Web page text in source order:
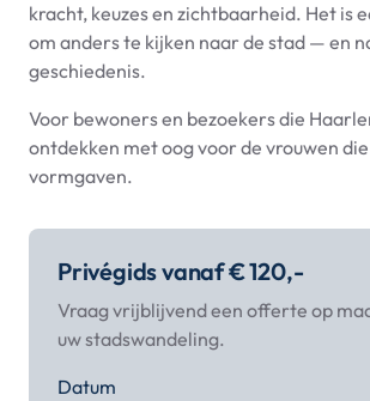
kracht, keuzes en zichtbaarheid. Het is
om anders te kijken naar de stad — en
geschiedenis.
Voor bewoners en bezoekers die
ontdekken met oog voor de vrouwen
vormgaven.
Privégids vanaf € 120,-
Vraag vrijblijvend een offerte op
uw stadswandeling.
Datum